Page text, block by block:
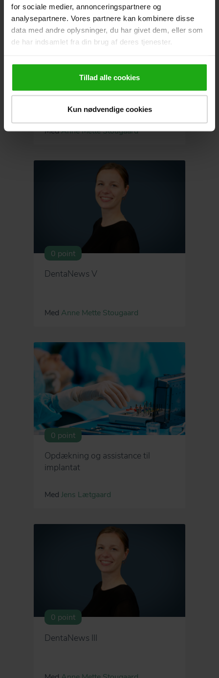
for sociale medier, annonceringspartnere og
analysepartnere. Vores partnere kan kombinere disse
data med andre oplysninger, du har givet dem, eller som
de har indsamlet fra din brug af deres tjenester.
Tillad alle cookies
Kun nødvendige cookies
DentaNews IV
MedAnne Mette Stougaard
0 point
DentaNews V
Med Anne Mette Stougaard
0 point
Opdækning og assistance til
implantat
Med Jens Lætgaard
0 point
DentaNews III